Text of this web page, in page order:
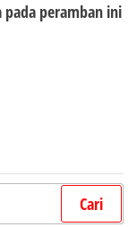
pada peramban ini